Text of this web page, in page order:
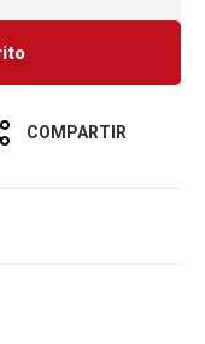
COMPARTIR